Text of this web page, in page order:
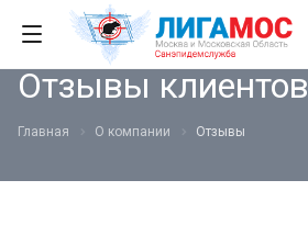
Отзывы клиентов
Главная О компании Отзывы